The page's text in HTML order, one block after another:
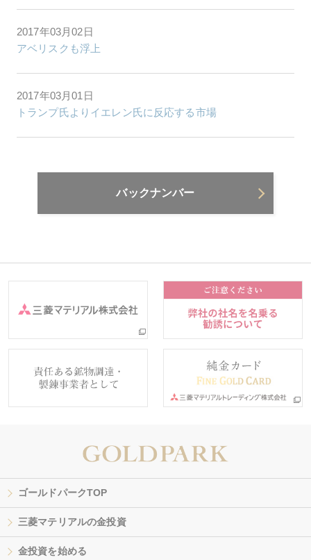
2017年03月02日
アベリスクも浮上
2017年03月01日
トランプ氏よりイエレン氏に反応する市場
バックナンバー
ゴールドパークTOP
三菱マテリアルの金投資
金投資を始める